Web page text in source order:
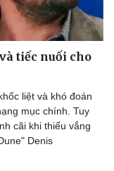
tiếc nuối cho
liệt và khó đoán
mục chính. Tuy
cãi khi thiếu vắng
Denis